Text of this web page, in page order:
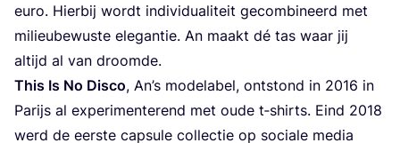
euro. Hier­bij wordt indi­vi­du­a­li­teit gecom­bi­neerd met
mili­eu­be­wus­te ele­gan­tie. An maakt dé tas waar jij
altijd al van droomde.
This Is No Dis­co, An’s mode­la­bel, ont­stond in 2016 in
Parijs al expe­ri­men­te­rend met oude t‑shirts. Eind 2018
werd de eer­ste cap­su­le col­lec­tie op soci­a­le media